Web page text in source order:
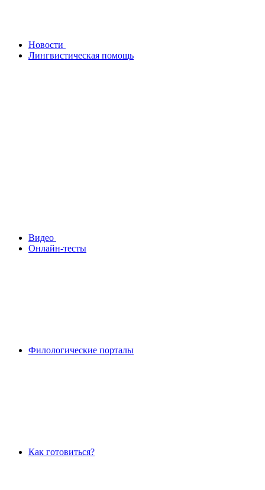
Новости
Лингвистическая помощь
Видео
Онлайн-тесты
Филологические порталы
Как готовиться?